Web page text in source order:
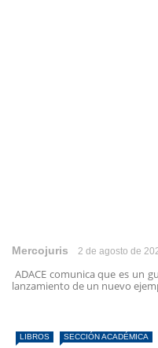
Mercojuris 2 de agosto de
ADACE comunica que es un
lanzamiento de un nuevo
LIBROS SECCIÓN ACADÉMICA